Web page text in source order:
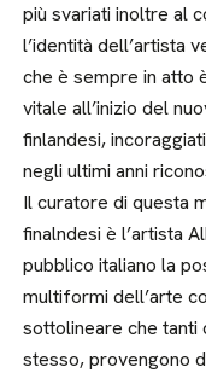
più svariati inoltre al
l’identità dell’artista
che è sempre in atto
vitale all’inizio del
finlandesi,
negli ultimi anni
Il curatore di questa
finalndesi è l’artista
pubblico italiano la
multiformi dell’arte
sottolineare che tanti
stesso, provengono